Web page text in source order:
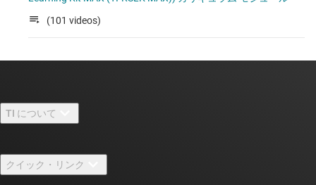
(101 videos)
TI について
採用情報
クイック・リンク